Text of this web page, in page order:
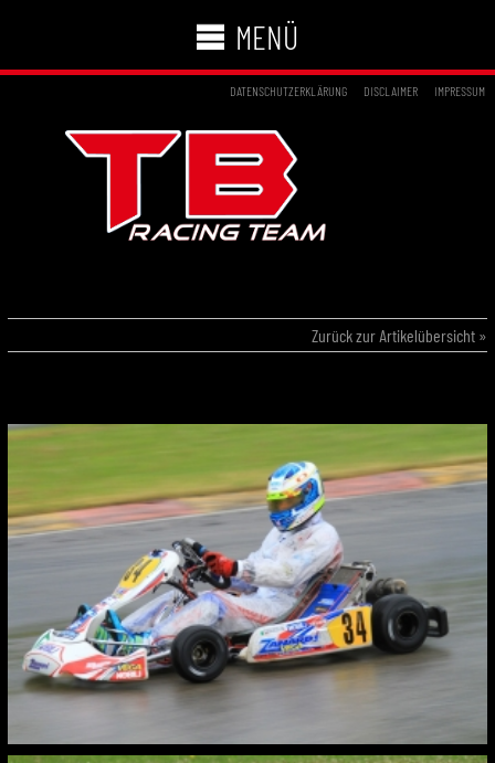
MENÜ
DATENSCHUTZERKLÄRUNG DISCLAIMER IMPRESSUM
Zurück zur Artikelübersicht »